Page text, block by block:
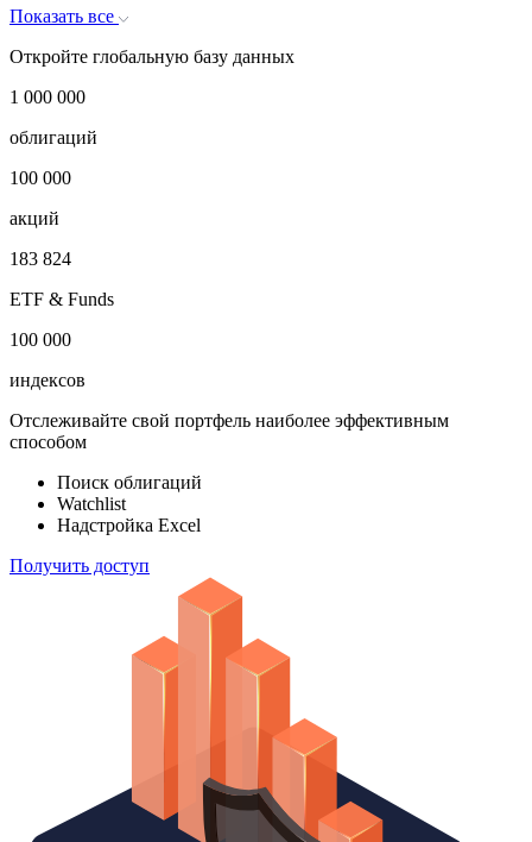
Показать все
Откройте глобальную базу данных
1 000 000
облигаций
100 000
акций
183 824
ETF & Funds
100 000
индексов
Отслеживайте свой портфель наиболее эффективным
способом
Поиск облигаций
Watchlist
Надстройка Excel
Получить доступ